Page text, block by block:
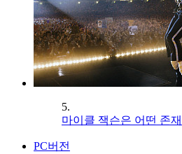
5.
마이클 잭슨은 어떤 존
PC버전